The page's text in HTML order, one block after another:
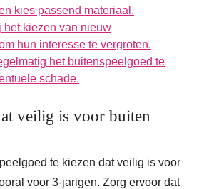
kies passend materiaal.
het kiezen van nieuw
hun interesse te vergroten.
het buitenspeelgoed te
schade.
veilig is voor buiten
te kiezen dat veilig is voor
voor 3-jarigen. Zorg ervoor dat